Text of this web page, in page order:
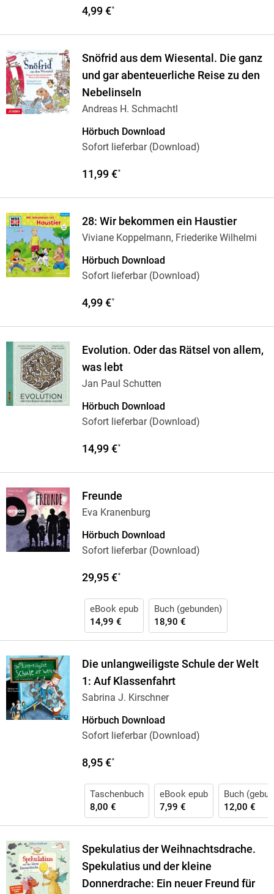
4,99 €*
Snöfrid aus dem Wiesental. Die ganz
und gar abenteuerliche Reise zu den
Nebelinseln
Andreas H. Schmachtl
Hörbuch Download
Sofort lieferbar (Download)
11,99 €*
28: Wir bekommen ein Haustier
Viviane Koppelmann, Friederike Wilhelmi
Hörbuch Download
Sofort lieferbar (Download)
4,99 €*
Evolution. Oder das Rätsel von allem,
was lebt
Jan Paul Schutten
Hörbuch Download
Sofort lieferbar (Download)
14,99 €*
Freunde
Eva Kranenburg
Hörbuch Download
Sofort lieferbar (Download)
29,95 €*
eBook epub
14,99 €
Buch (gebunden)
18,90 €
Die unlangweiligste Schule der Welt
1: Auf Klassenfahrt
Sabrina J. Kirschner
Hörbuch Download
Sofort lieferbar (Download)
8,95 €*
Taschenbuch
8,00 €
eBook epub
7,99 €
Buch
12,00 €
Spekulatius der Weihnachtsdrache.
Spekulatius und der kleine
Donnerdrache: Ein neuer Freund für